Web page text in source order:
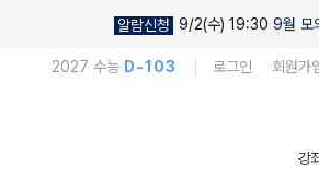
알람신청 9/2(수) 19:30 9월 모
2027 수능 D-103 로그인 회원가
강